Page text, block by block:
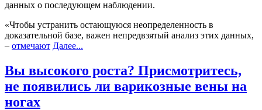
данных о последующем наблюдении.
«Чтобы устранить остающуюся неопределенность в
доказательной базе, важен непредвзятый анализ этих данных,
– отмечают Далее...
Вы высокого роста? Присмотритесь,
не появились ли варикозные вены на
ногах